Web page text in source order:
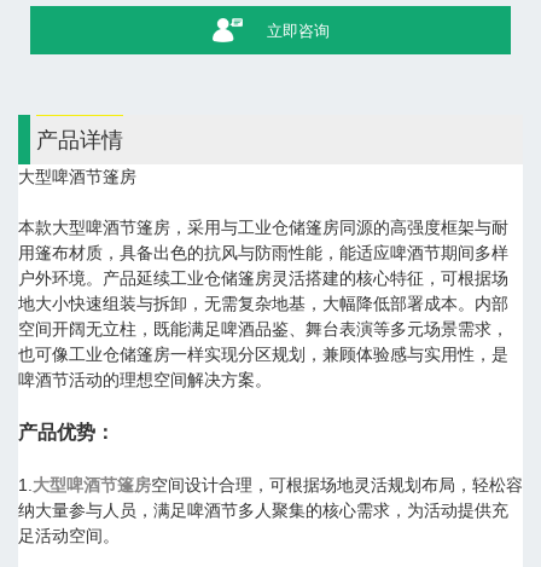
立即咨询
产品详情
大型啤酒节篷房
本款大型啤酒节篷房，采用与工业仓储篷房同源的高强度框架与耐
用篷布材质，具备出色的抗风与防雨性能，能适应啤酒节期间多样
户外环境。产品延续工业仓储篷房灵活搭建的核心特征，可根据场
地大小快速组装与拆卸，无需复杂地基，大幅降低部署成本。内部
空间开阔无立柱，既能满足啤酒品鉴、舞台表演等多元场景需求，
也可像工业仓储篷房一样实现分区规划，兼顾体验感与实用性，是
啤酒节活动的理想空间解决方案。
产品优势：
1.大型啤酒节篷房空间设计合理，可根据场地灵活规划布局，轻松容
纳大量参与人员，满足啤酒节多人聚集的核心需求，为活动提供充
足活动空间。